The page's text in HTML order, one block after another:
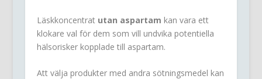
Läskkoncentrat utan aspartam kan vara ett
klokare val för dem som vill undvika potentiella
hälsorisker kopplade till aspartam.
Att välja produkter med andra sötningsmedel kan